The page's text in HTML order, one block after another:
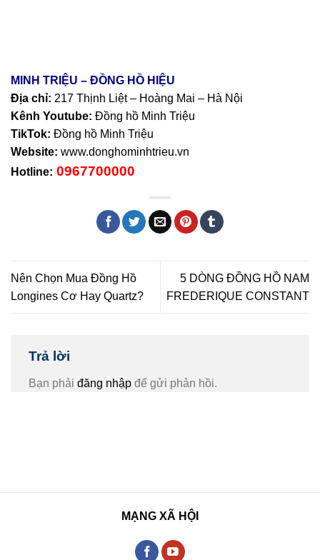
MINH TRIỆU – ĐỒNG HỒ HIỆU
Địa chỉ: 217 Thịnh Liệt – Hoàng Mai – Hà Nội
Kênh Youtube: Đồng hồ Minh Triệu
TikTok: Đồng hồ Minh Triệu
Website: www.donghominhtrieu.vn
Hotline: 0967700000
Nên Chọn Mua Đồng Hồ
Longines Cơ Hay Quartz?
5 DÒNG ĐỒNG HỒ NAM
FREDERIQUE CONSTANT
Trả lời
Bạn phải đăng nhập để gửi phản hồi.
MẠNG XÃ HỘI